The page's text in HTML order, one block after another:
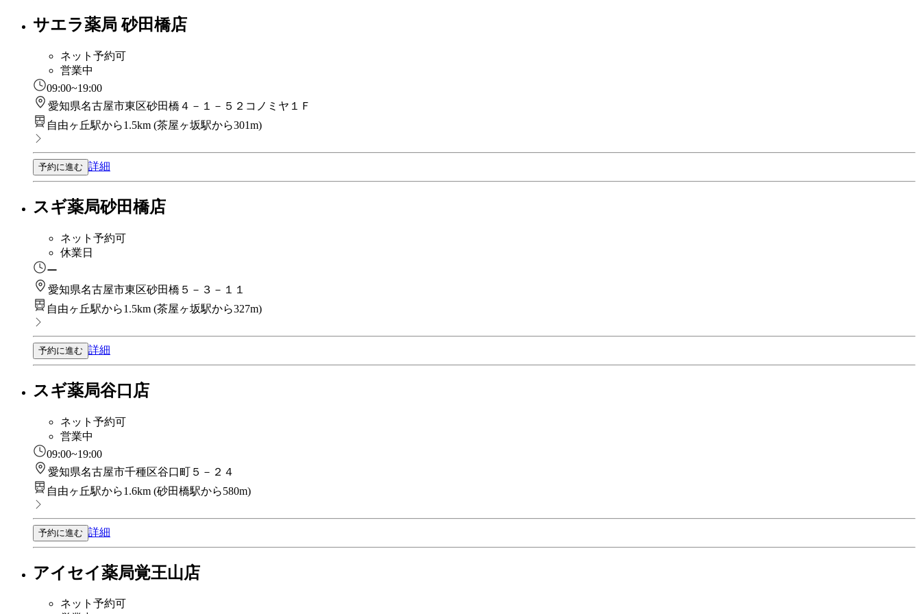
サエラ薬局 砂田橋店
ネット予約可
営業中
09:00~19:00
愛知県名古屋市東区砂田橋４－１－５２コノミヤ１Ｆ
自由ヶ丘駅から1.5km (茶屋ヶ坂駅から301m)
予約に進む 詳細
スギ薬局砂田橋店
ネット予約可
休業日
ー
愛知県名古屋市東区砂田橋５－３－１１
自由ヶ丘駅から1.5km (茶屋ヶ坂駅から327m)
予約に進む 詳細
スギ薬局谷口店
ネット予約可
営業中
09:00~19:00
愛知県名古屋市千種区谷口町５－２４
自由ヶ丘駅から1.6km (砂田橋駅から580m)
予約に進む 詳細
アイセイ薬局覚王山店
ネット予約可